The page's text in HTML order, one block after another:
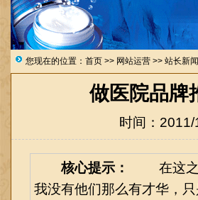
您现在的位置： 首页 >> 网站运营 >> 站长新闻
做医院品牌
时间：
核心提示：
在这之
我没有他们那么有才华，